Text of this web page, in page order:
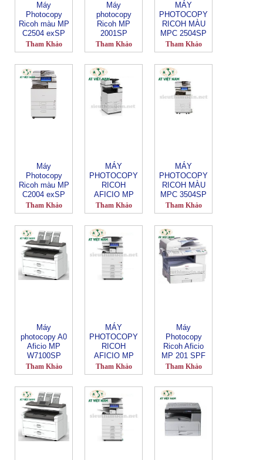
Máy
Photocopy
Ricoh màu MP
C2504 exSP
Tham Khảo
Máy
photocopy
Ricoh MP
2001SP
Tham Khảo
MÁY
PHOTOCOPY
RICOH MÀU
MPC 2504SP
Tham Khảo
Máy
Photocopy
Ricoh màu MP
C2004 exSP
Tham Khảo
MÁY
PHOTOCOPY
RICOH
AFICIO MP
2555SP
Tham Khảo
MÁY
PHOTOCOPY
RICOH MÀU
MPC 3504SP
Tham Khảo
Máy
photocopy A0
Aficio MP
W7100SP
Tham Khảo
MÁY
PHOTOCOPY
RICOH
AFICIO MP
4055SP
Tham Khảo
Máy
Photocopy
Ricoh Aficio
MP 201 SPF
Tham Khảo